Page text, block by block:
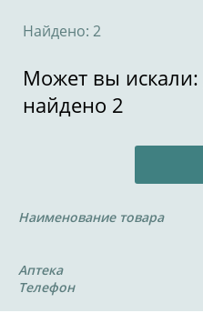
Найдено: 2
Может вы искали:
найдено 2
Наименование товара
Аптека
Телефон